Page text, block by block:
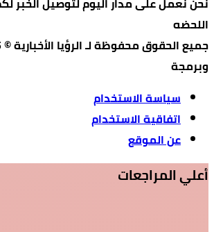
اللحضه
وبرمجة
سياسة الاستخدام
اتفاقية الاستخدام
عن الموقع
أعلي المراجعات